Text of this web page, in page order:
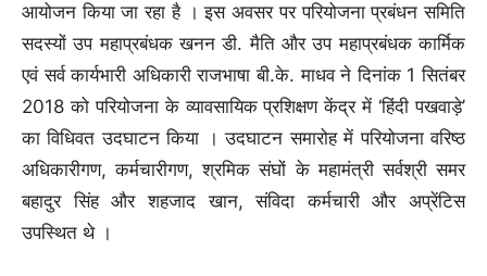
आयोजन किया जा रहा है । इस अवसर पर परियोजना प्रबंधन समिति
सदस्यों उप महाप्रबंधक खनन डी. मैति और उप महाप्रबंधक कार्मिक
एवं सर्व कार्यभारी अधिकारी राजभाषा बी.के. माधव ने दिनांक 1 सितंबर
2018 को परियोजना के व्यावसायिक प्रशिक्षण केंद्र में ‘हिंदी पखवाड़े’
का विधिवत उदघाटन किया । उदघाटन समारोह में परियोजना वरिष्ठ
अधिकारीगण, कर्मचारीगण, श्रमिक संघों के महामंत्री सर्वश्री समर
बहादुर सिंह और शहजाद खान, संविदा कर्मचारी और अप्रेंटिस
उपस्थित थे ।